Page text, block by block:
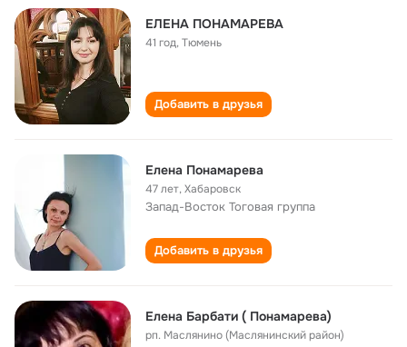
ЕЛЕНА ПОНАМАРЕВА
41 год,Тюмень
Добавить в друзья
Елена Понамарева
47 лет,Хабаровск
Запад-Восток Тоговая группа
Добавить в друзья
Елена Барбати ( Понамарева)
рп. Маслянино (Маслянинский район)